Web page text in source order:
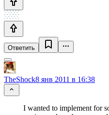
Ответить
TheShock8 янв 2011 в 16:38
I wanted to implement for